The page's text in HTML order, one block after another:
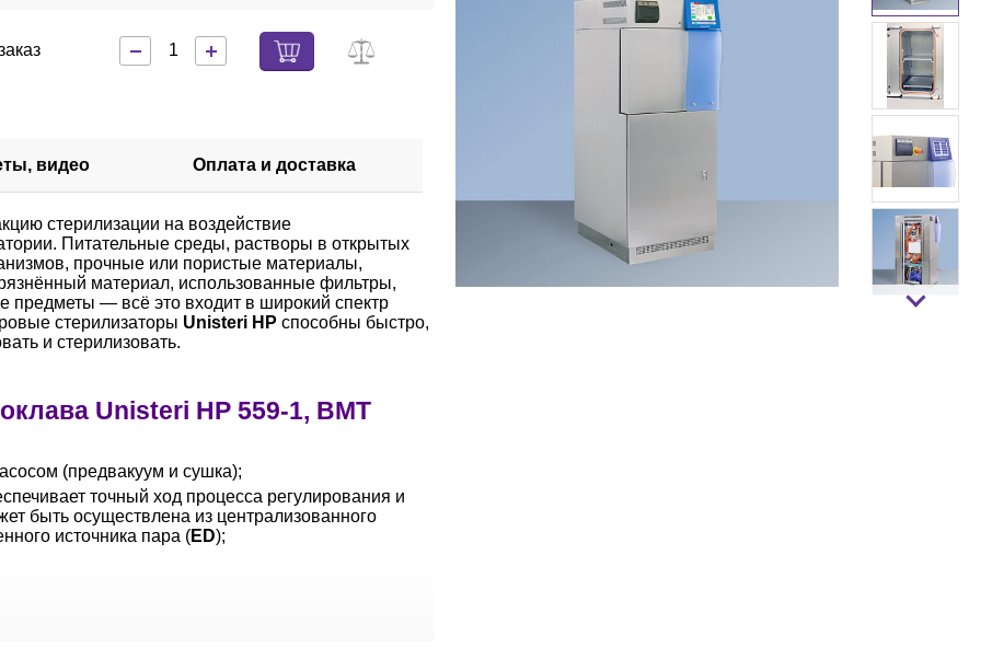
видео Оплата и доставка
стерилизации на воздействие
Питательные среды, растворы в открытых
прочные или пористые материалы,
материал, использованные фильтры,
предметы — всё это входит в широкий спектр
стерилизаторы Unisteri HP способны быстро,
и стерилизовать.
Unisteri HP 559-1, BMT
(предвакуум и сушка);
точный ход процесса регулирования и
быть осуществлена из централизованного
источника пара (ED);